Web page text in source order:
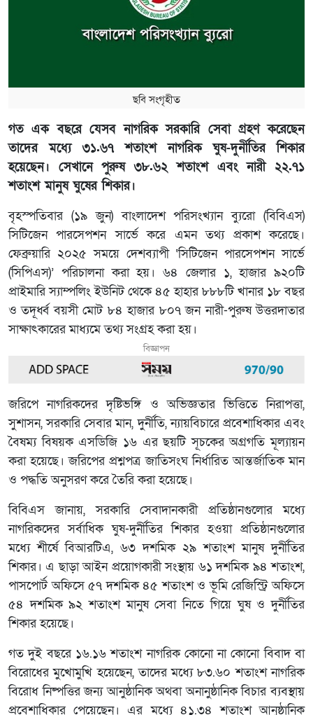
ছবি সংগৃহীত
গত এক বছরে যেসব নাগরিক সরকারি সেবা গ্রহণ করেছেন
তাদের মধ্যে ৩১.৬৭ শতাংশ নাগরিক ঘুষ-দুর্নীতির শিকার
হয়েছেন। সেখানে পুরুষ ৩৮.৬২ শতাংশ এবং নারী ২২.৭১
শতাংশ মানুষ ঘুষের শিকার।
বৃহস্পতিবার (১৯ জুন) বাংলাদেশ পরিসংখ্যান ব্যুরো (বিবিএস)
সিটিজেন পারসেপশন সার্ভে করে এমন তথ্য প্রকাশ করেছে।
ফেব্রুয়ারি ২০২৫ সময়ে দেশব্যাপী ‘সিটিজেন পারসেপশন সার্ভে
(সিপিএস)’ পরিচালনা করা হয়। ৬৪ জেলার ১, হাজার ৯২০টি
প্রাইমারি স্যাম্পলিং ইউনিট থেকে ৪৫ হাহার ৮৮৮টি খানার ১৮ বছর
ও তদূর্ধ্ব বয়সী মোট ৮৪ হাজার ৮০৭ জন নারী-পুরুষ উত্তরদাতার
সাক্ষাৎকারের মাধ্যমে তথ্য সংগ্রহ করা হয়।
বিজ্ঞাপন
জরিপে নাগরিকদের দৃষ্টিভঙ্গি ও অভিজ্ঞতার ভিত্তিতে নিরাপত্তা,
সুশাসন, সরকারি সেবার মান, দুর্নীতি, ন্যায়বিচারে প্রবেশাধিকার এবং
বৈষম্য বিষয়ক এসডিজি ১৬ এর ছয়টি সূচকের অগ্রগতি মূল্যায়ন
করা হয়েছে। জরিপের প্রশ্নপত্র জাতিসংঘ নির্ধারিত আন্তর্জাতিক মান
ও পদ্ধতি অনুসরণ করে তৈরি করা হয়েছে।
বিবিএস জানায়, সরকারি সেবাদানকারী প্রতিষ্ঠানগুলোর মধ্যে
নাগরিকদের সর্বাধিক ঘুষ-দুর্নীতির শিকার হওয়া প্রতিষ্ঠানগুলোর
মধ্যে শীর্ষে বিআরটিএ, ৬৩ দশমিক ২৯ শতাংশ মানুষ দুর্নীতির
শিকার। এ ছাড়া আইন প্রয়োগকারী সংস্থায় ৬১ দশমিক ৯৪ শতাংশ,
পাসপোর্ট অফিসে ৫৭ দশমিক ৪৫ শতাংশ ও ভূমি রেজিস্ট্রি অফিসে
৫৪ দশমিক ৯২ শতাংশ মানুষ সেবা নিতে গিয়ে ঘুষ ও দুর্নীতির
শিকার হয়েছে।
গত দুই বছরে ১৬.১৬ শতাংশ নাগরিক কোনো না কোনো বিবাদ বা
বিরোধের মুখোমুখি হয়েছেন, তাদের মধ্যে ৮৩.৬০ শতাংশ নাগরিক
বিরোধ নিষ্পত্তির জন্য আনুষ্ঠানিক অথবা অনানুষ্ঠানিক বিচার ব্যবস্থায়
প্রবেশাধিকার পেয়েছেন। এর মধ্যে ৪১.৩৪ শতাংশ আনুষ্ঠানিক